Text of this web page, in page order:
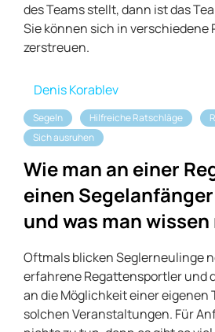
des Teams stellt, dann ist das
Sie können sich in verschiedene
zerstreuen.
Denis Korablev
Segeln Hilfreiche Ratschläge
Sich ausruhen
Wie man an einer
einen
und was man wissen
Oftmals blicken Seglerneulinge
erfahrene Regattensportler und
an die Möglichkeit einer eigenen
solchen Veranstaltungen. Für